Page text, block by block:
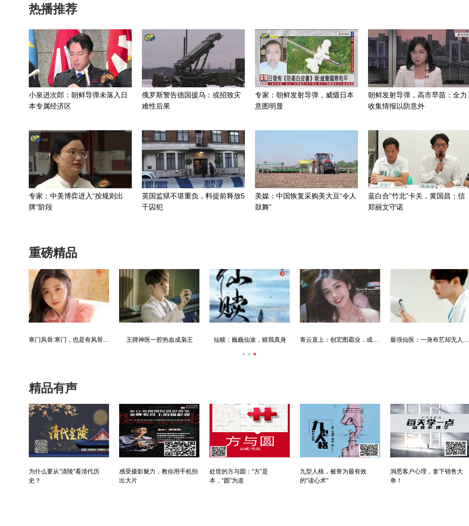
热播推荐
小泉进次郎：朝鲜导弹未落入日
本专属经济区
俄罗斯警告德国援乌：或招致灾
难性后果
专家：朝鲜发射导弹，威慑日本
意图明显
朝鲜发射导弹，高市早苗：全力
收集情报以防意外
专家：中美博弈进入“按规则出
牌”阶段
英国监狱不堪重负，料提前释放5
千囚犯
美媒：中国恢复采购美大豆“令人
鼓舞”
蓝白合“竹北”卡关，黄国昌：信
郑丽文守诺
重磅精品
寒门风骨:寒门，也是有风骨的！ 王牌神医一腔热血成枭王 仙赎：巍巍仙途，赎我真身 青云直上：创宏图霸业，成人生赢家 最强仙医：一身布艺却无人不识
精品有声
为什么要从“清陵”看清代历
史？
感受摄影魅力，教你用手机拍
出大片
处世的方与圆：“方”是
本，“圆”为道
九型人格，被誉为最有效
的“读心术”
洞悉客户心理，拿下销售大
单！